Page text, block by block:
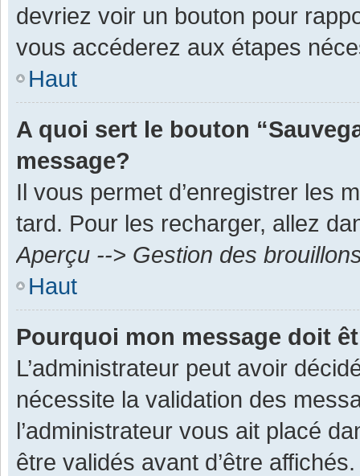
devriez voir un bouton pour
vous accéderez aux étapes
Haut
A quoi sert le bouton
message?
Il vous permet d’enregistrer les
tard. Pour les recharger, allez
Aperçu --> Gestion des
Haut
Pourquoi mon message doit
L’administrateur peut avoir
nécessite la validation des
l’administrateur vous ait placé
être validés avant d’être